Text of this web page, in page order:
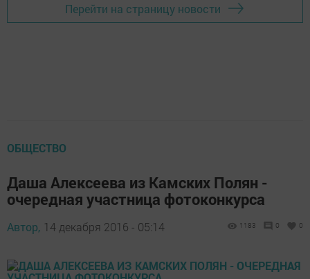
Перейти на страницу новости
ОБЩЕСТВО
Даша Алексеева из Камских Полян -
очередная участница фотоконкурса
Автор, 14 декабря 2016 - 05:14 1183 0 0